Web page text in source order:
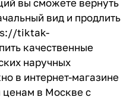
вы сможете вернуть
вид и продлить
tiktak-
качественные
наручных
в интернет-магазине
в Москве с